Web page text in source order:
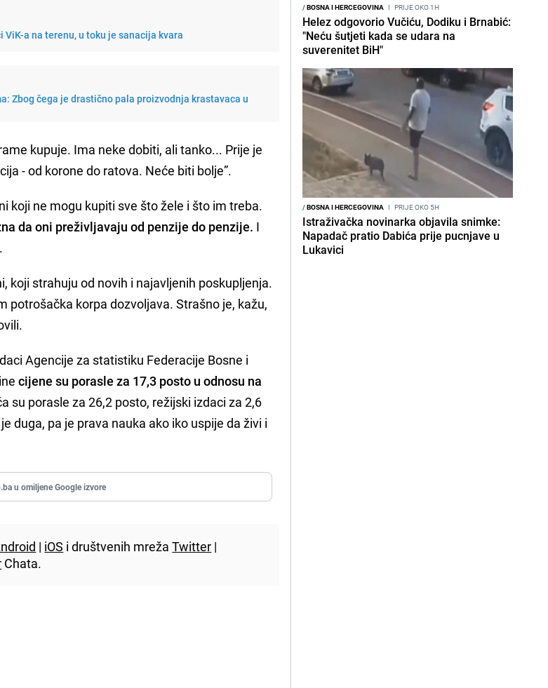
a na terenu, u toku je sanacija kvara
Zbog čega je drastično pala proizvodnja krastavaca u
kupuje. Ima neke dobiti, ali tanko... Prije je
- od korone do ratova. Neće biti bolje”.
koji ne mogu kupiti sve što žele i što im treba.
da oni preživljavaju od penzije do penzije. I
koji strahuju od novih i najavljenih poskupljenja.
potrošačka korpa dozvoljava. Strašno je, kažu,
Agencije za statistiku Federacije Bosne i
cijene su porasle za 17,3 posto u odnosu na
su porasle za 26,2 posto, režijski izdaci za 2,6
duga, pa je prava nauka ako iko uspije da živi i
u omiljene Google izvore
| iOS i društvenih mrežaTwitter |
Chata.
/BOSNA I HERCEGOVINA I PRIJE OKO 1H
Helez odgovorio Vučiću, Dodiku i Brnabić:
"Neću šutjeti kada se udara na
suverenitet BiH"
/BOSNA I HERCEGOVINA I PRIJE OKO 5H
Istraživačka novinarka objavila snimke:
Napadač pratio Dabića prije pucnjave u
Lukavici